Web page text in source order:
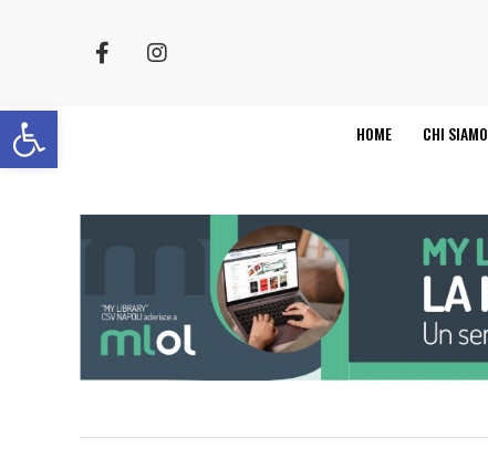
Apri la barra degli strumenti HOME CHI SIAMO